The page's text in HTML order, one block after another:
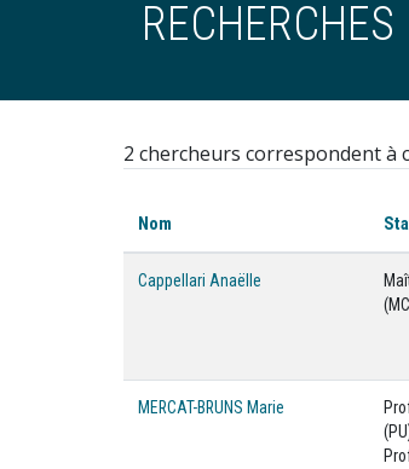
RECHERCHES
2 chercheurs correspondent à
Nom
Cappellari Anaëlle
MERCAT-BRUNS Marie